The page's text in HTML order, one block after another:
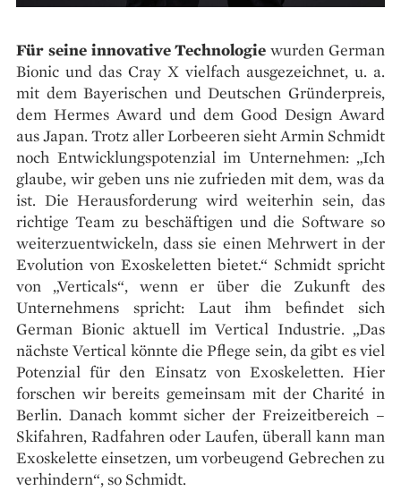
Für seine innovative Technologie wurden German
Bionic und das Cray X vielfach ausgezeichnet, u. a.
mit dem Bayerischen und Deutschen Gründerpreis,
dem Hermes Award und dem Good Design Award
aus Japan. Trotz aller Lorbeeren sieht Armin Schmidt
noch Entwicklungspotenzial im Unternehmen: „Ich
glaube, wir geben uns nie zufrieden mit dem, was da
ist. Die Herausforderung wird weiterhin sein, das
richtige Team zu beschäftigen und die Software so
weiterzuentwickeln, dass sie einen Mehrwert in der
Evolution von Exoskeletten bietet.“ Schmidt spricht
von „Verticals“, wenn er über die Zukunft des
Unternehmens spricht: Laut ihm befindet sich
German Bionic aktuell im Vertical Industrie. „Das
nächste Vertical könnte die Pflege sein, da gibt es viel
Potenzial für den Einsatz von Exoskeletten. Hier
forschen wir bereits gemeinsam mit der Charité in
Berlin. Danach kommt sicher der Freizeitbereich –
Skifahren, Radfahren oder Laufen, überall kann man
Exoskelette einsetzen, um vorbeugend Gebrechen zu
verhindern“, so Schmidt.